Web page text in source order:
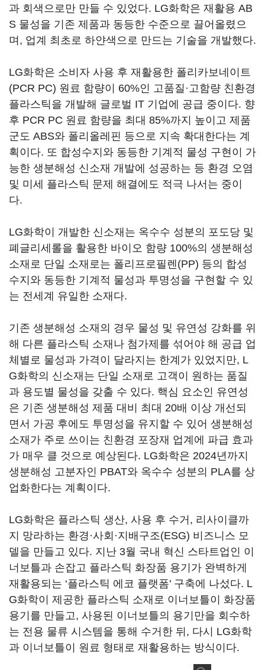
과 회색으로만 만들 수 있었다. LG화학은 재활용 AB
S 물성을 기존 제품과 동등한 수준으로 끌어올렸으
며, 업계 최초로 하얀색으로 만드는 기술을 개발했다.
LG화학은 소비자 사용 후 재활용한 폴리카보네이트
(PCR PC) 원료 함량이 60%인 고품질·고함량 친환경
플라스틱을 개발해 글로벌 IT 기업에 공급 중이다. 향
후 PCR PC 원료 함량을 최대 85%까지 높이고 제품
군도 ABS와 폴리올레핀 등으로 지속 확대한다는 계
획이다. 또 합성수지와 동등한 기계적 물성 구현이 가
능한 생분해성 신소재 개발에 성공하는 등 환경 오염
및 미세 플라스틱 문제 해결에도 적극 나서는 중이
다.
LG화학이 개발한 신소재는 옥수수 성분의 포도당 및
폐글리세롤을 활용한 바이오 함량 100%의 생분해성
소재로 단일 소재로는 폴리프로필렌(PP) 등의 합성
수지와 동등한 기계적 물성과 투명성을 구현할 수 있
는 전세계 유일한 소재다.
기존 생분해성 소재의 경우 물성 및 유연성 강화를 위
해 다른 플라스틱 소재나 첨가제를 섞어야 해 공급 업
체별로 물성과 가격이 달라지는 한계가 있었지만, L
G화학의 신소재는 단일 소재로 고객이 원하는 품질
과 용도별 물성을 갖출 수 있다. 핵심 요소인 유연성
은 기존 생분해성 제품 대비 최대 20배 이상 개선되
면서 가공 후에도 투명성을 유지할 수 있어 생분해성
소재가 주로 쓰이는 친환경 포장재 업계에 파급 효과
가 매우 클 것으로 예상된다. LG화학은 2024년까지
생분해성 고분자인 PBAT와 옥수수 성분의 PLA를 상
업화한다는 계획이다.
LG화학은 플라스틱 생산, 사용 후 수거, 리사이클까
지 망라하는 환경·사회·지배구조(ESG) 비즈니스 모
델을 만들고 있다. 지난 3월 국내 혁신 스타트업인 이
너보틀과 손잡고 플라스틱 화장품 용기가 완벽하게
재활용되는 ‘플라스틱 에코 플랫폼' 구축에 나섰다. L
G화학이 제공한 플라스틱 소재로 이너보틀이 화장품
용기를 만들고, 사용된 이너보틀의 용기만을 회수하
는 전용 물류 시스템을 통해 수거한 뒤, 다시 LG화학
과 이너보틀이 원료 형태로 재활용하는 방식이다.